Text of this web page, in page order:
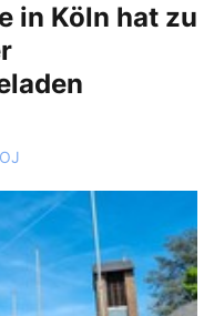
in Köln hat zu